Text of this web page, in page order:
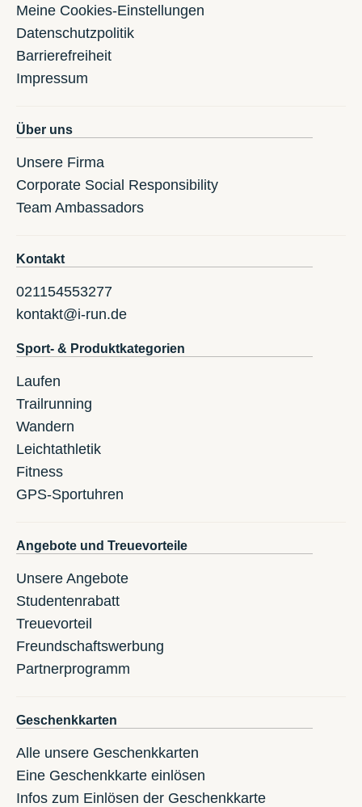
Meine Cookies-Einstellungen
Datenschutzpolitik
Barrierefreiheit
Impressum
Über uns
Unsere Firma
Corporate Social Responsibility
Team Ambassadors
Kontakt
021154553277
kontakt@i-run.de
Sport- & Produktkategorien
Laufen
Trailrunning
Wandern
Leichtathletik
Fitness
GPS-Sportuhren
Angebote und Treuevorteile
Unsere Angebote
Studentenrabatt
Treuevorteil
Freundschaftswerbung
Partnerprogramm
Geschenkkarten
Alle unsere Geschenkkarten
Eine Geschenkkarte einlösen
Infos zum Einlösen der Geschenkkarte